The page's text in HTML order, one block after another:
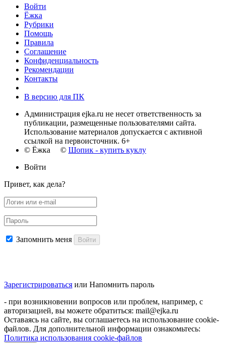
Войти
Ёжка
Рубрики
Помощь
Правила
Соглашение
Конфиденциальность
Рекомендации
Контакты
В версию для ПК
Администрация ejka.ru не несет ответственность за
публикации, размещенные пользователями сайта.
Использование материалов допускается с активной
ссылкой на первоисточник. 6+
© Ёжка © Шопик - купить куклу
Войти
Привет, как дела?
Запомнить меня Войти
Зарегистрироваться или Напомнить пароль
- при возникновении вопросов или проблем, например, с
авторизацией, вы можете обратиться: mail@ejka.ru
Оставаясь на сайте, вы соглашаетесь на использование cookie-
файлов. Для дополнительной информации ознакомьтесь:
Политика использования cookie-файлов